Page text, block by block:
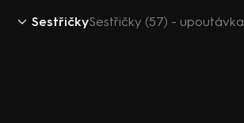
SestřičkySestřičky (57) - upoutávka